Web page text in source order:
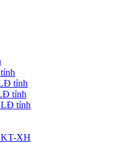
tỉnh
tỉnh
tỉnh
KT-XH